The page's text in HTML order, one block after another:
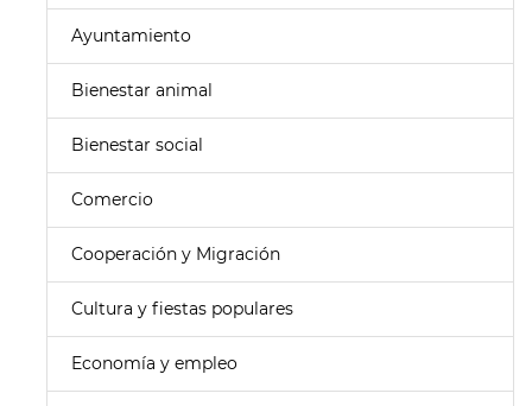
Ayuntamiento
Bienestar animal
Bienestar social
Comercio
Cooperación y Migración
Cultura y fiestas populares
Economía y empleo